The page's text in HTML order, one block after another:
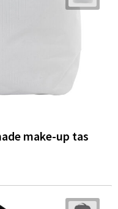
make-up tas